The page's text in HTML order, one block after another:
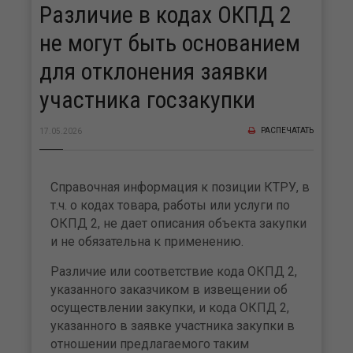
Различие в кодах ОКПД 2
не могут быть основанием
для отклонения заявки
участника госзакупки
17.05.2026 РАСПЕЧАТАТЬ
Справочная информация к позиции КТРУ, в
т.ч. о кодах товара, работы или услуги по
ОКПД 2, не дает описания объекта закупки
и не обязательна к применению.
Различие или соответствие кода ОКПД 2,
указанного заказчиком в извещении об
осуществлении закупки, и кода ОКПД 2,
указанного в заявке участника закупки в
отношении предлагаемого таким